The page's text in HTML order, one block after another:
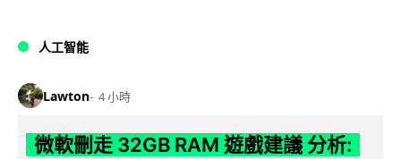
人工智能
Lawton 4 小時
微軟刪走 32GB RAM 遊戲建議 分析: